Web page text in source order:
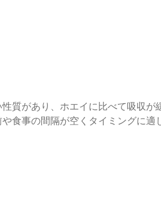
質があり、ホエイに比べて吸収が
食事の間隔が空くタイミングに適